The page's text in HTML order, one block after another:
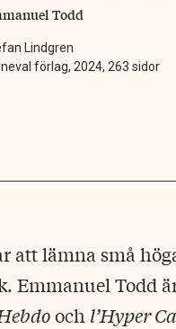
Todd
Lindgren
förlag, 2024, 263 sidor
att lämna små
Emmanuel Todd
och l’Hyper